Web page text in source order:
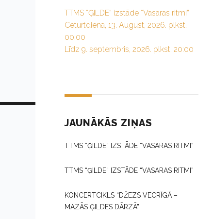
TTMS “ĢILDE” izstāde “Vasaras ritmi”
Ceturtdiena, 13. August, 2026. plkst.
00:00
Līdz 9. septembris, 2026. plkst. 20:00
JAUNĀKĀS ZIŅAS
TTMS “ĢILDE” IZSTĀDE “VASARAS RITMI”
TTMS “ĢILDE” IZSTĀDE “VASARAS RITMI”
KONCERTCIKLS “DŽEZS VECRĪGĀ –
MAZĀS ĢILDES DĀRZĀ”